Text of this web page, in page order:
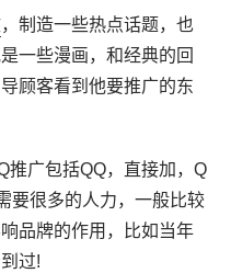
，制造一些热点话题，也
一些漫画，和经典的回
顾客看到他要推广的东
推广包括QQ，直接加，Q
要很多的人力，一般比较
品牌的作用，比如当年
过!